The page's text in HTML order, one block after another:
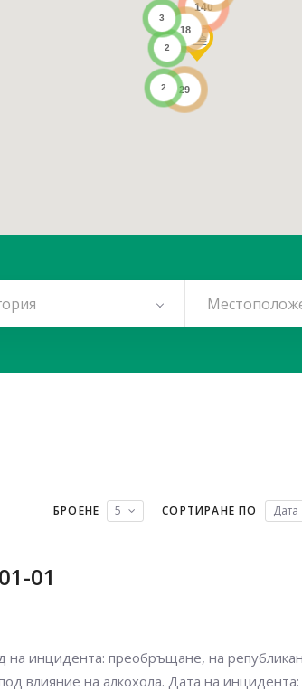
140
18
2
29
3
2
БРОЕНЕ 5 СОРТИРАНЕ ПО Дата
01
на инцидента: преобръщане, на
влияние на алкохола. Дата на